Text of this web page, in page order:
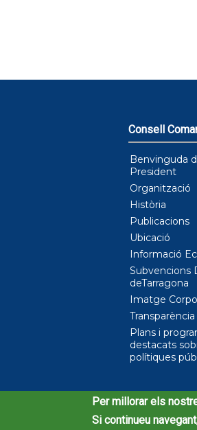
Consell
Benvinguda
President
Organització
Història
Publicacions
Ubicació
Informació
Subvencions
deTarragona
Imatge
Transparència
Plans i
destacats
polítiques
© Consell
Per millorar els
Si continueu